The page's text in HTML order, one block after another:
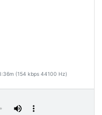
(154 kbps 44100 Hz)